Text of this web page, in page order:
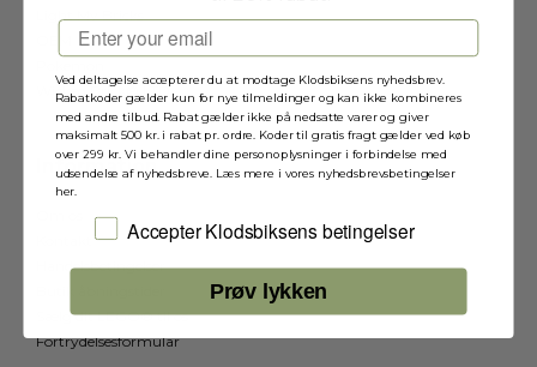
Wicked Brick® LTD
Information
Handelsbetingelser
Sælg dit LEGO® til os
Fortrydelsesformular
Email
Ved deltagelse accepterer du at modtage Klodsbiksens nyhedsbrev.
Rabatkoder gælder kun for nye tilmeldinger og kan ikke kombineres
med andre tilbud. Rabat gælder ikke på nedsatte varer og giver
maksimalt 500 kr. i rabat pr. ordre. Koder til gratis fragt gælder ved køb
over 299 kr. Vi behandler dine personoplysninger i forbindelse med
udsendelse af nyhedsbreve. Læs mere i vores nyhedsbrevsbetingelser
her.
Jeg accepterer Klodsbiksens betingelser
Accepter Klodsbiksens betingelser
Prøv lykken